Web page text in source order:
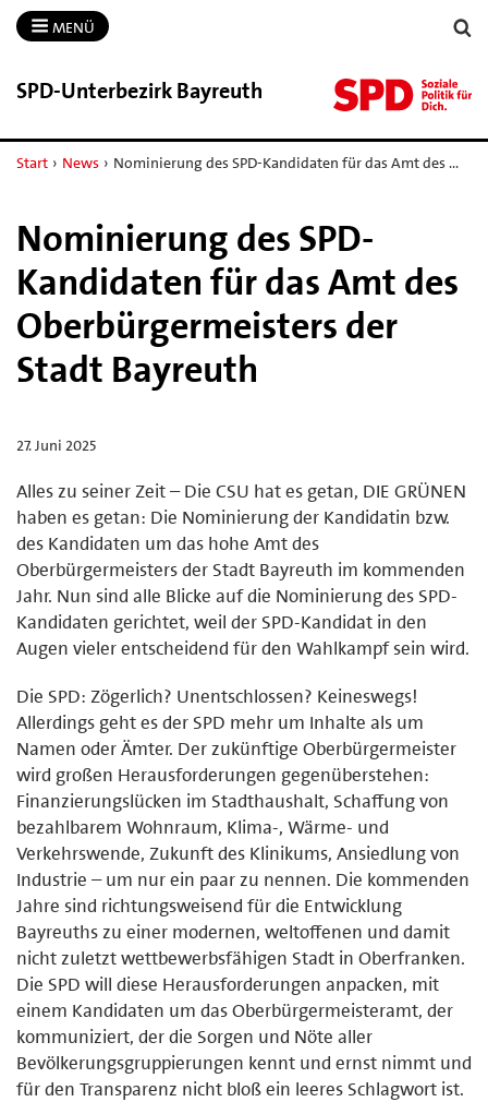
MENÜ
SPD-​Unterbezirk Bayreuth
Start › News › Nominierung des SPD-Kandidaten für das Amt des …
Nominierung des SPD-
Kandidaten für das Amt des
Oberbürgermeisters der
Stadt Bayreuth
27. Juni 2025
Alles zu seiner Zeit – Die CSU hat es getan, DIE GRÜNEN
haben es getan: Die Nominierung der Kandidatin bzw.
des Kandidaten um das hohe Amt des
Oberbürgermeisters der Stadt Bayreuth im kommenden
Jahr. Nun sind alle Blicke auf die Nominierung des SPD-
Kandidaten gerichtet, weil der SPD-Kandidat in den
Augen vieler entscheidend für den Wahlkampf sein wird.
Die SPD: Zögerlich? Unentschlossen? Keineswegs!
Allerdings geht es der SPD mehr um Inhalte als um
Namen oder Ämter. Der zukünftige Oberbürgermeister
wird großen Herausforderungen gegenüberstehen:
Finanzierungslücken im Stadthaushalt, Schaffung von
bezahlbarem Wohnraum, Klima-, Wärme- und
Verkehrswende, Zukunft des Klinikums, Ansiedlung von
Industrie – um nur ein paar zu nennen. Die kommenden
Jahre sind richtungsweisend für die Entwicklung
Bayreuths zu einer modernen, weltoffenen und damit
nicht zuletzt wettbewerbsfähigen Stadt in Oberfranken.
Die SPD will diese Herausforderungen anpacken, mit
einem Kandidaten um das Oberbürgermeisteramt, der
kommuniziert, der die Sorgen und Nöte aller
Bevölkerungsgruppierungen kennt und ernst nimmt und
für den Transparenz nicht bloß ein leeres Schlagwort ist.